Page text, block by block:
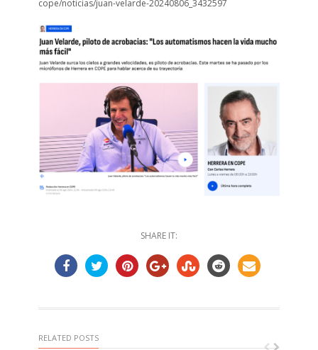
cope/noticias/juan-velarde-20240806_3432597
SHARE IT:
RELATED POSTS